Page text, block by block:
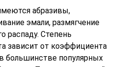
абразивы,
эмали, размягчение
распаду. Степень
зависит от коэффициента
большинстве популярных